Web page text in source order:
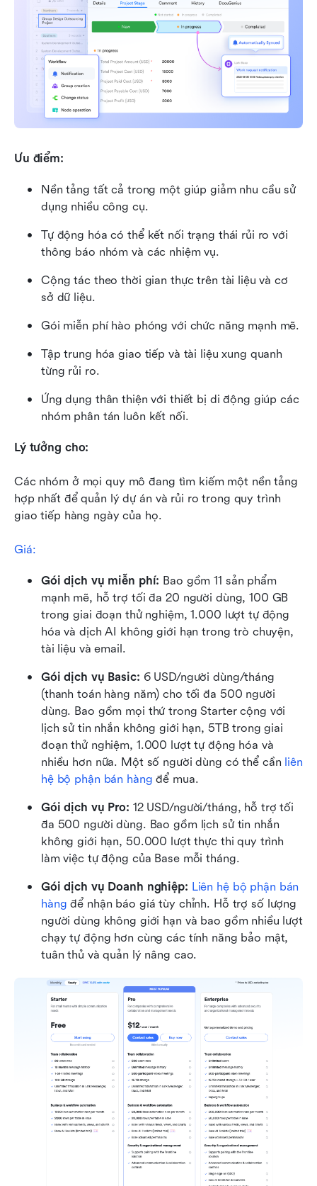
Ưu điểm:
Nền tảng tất cả trong một giúp giảm nhu cầu sử
dụng nhiều công cụ.
Tự động hóa có thể kết nối trạng thái rủi ro với
thông báo nhóm và các nhiệm vụ.
Cộng tác theo thời gian thực trên tài liệu và cơ
sở dữ liệu.
Gói miễn phí hào phóng với chức năng mạnh mẽ.
Tập trung hóa giao tiếp và tài liệu xung quanh
từng rủi ro.
Ứng dụng thân thiện với thiết bị di động giúp các
nhóm phân tán luôn kết nối.
Lý tưởng cho:
Các nhóm ở mọi quy mô đang tìm kiếm một nền tảng
hợp nhất để quản lý dự án và rủi ro trong quy trình
giao tiếp hàng ngày của họ.
Giá:
Gói dịch vụ miễn phí: Bao gồm 11 sản phẩm
mạnh mẽ, hỗ trợ tối đa 20 người dùng, 100 GB
trong giai đoạn thử nghiệm, 1.000 lượt tự động
hóa và dịch AI không giới hạn trong trò chuyện,
tài liệu và email.
Gói dịch vụ Basic: 6 USD/người dùng/tháng
(thanh toán hàng năm) cho tối đa 500 người
dùng. Bao gồm mọi thứ trong Starter cộng với
lịch sử tin nhắn không giới hạn, 5TB trong giai
đoạn thử nghiệm, 1.000 lượt tự động hóa và
nhiều hơn nữa. Một số người dùng có thể cần liên
hệ bộ phận bán hàng để mua.
Gói dịch vụ Pro: 12 USD/người/tháng, hỗ trợ tối
đa 500 người dùng. Bao gồm lịch sử tin nhắn
không giới hạn, 50.000 lượt thực thi quy trình
làm việc tự động của Base mỗi tháng.
Gói dịch vụ Doanh nghiệp: Liên hệ bộ phận bán
hàng để nhận báo giá tùy chỉnh. Hỗ trợ số lượng
người dùng không giới hạn và bao gồm nhiều lượt
chạy tự động hơn cùng các tính năng bảo mật,
tuân thủ và quản lý nâng cao.